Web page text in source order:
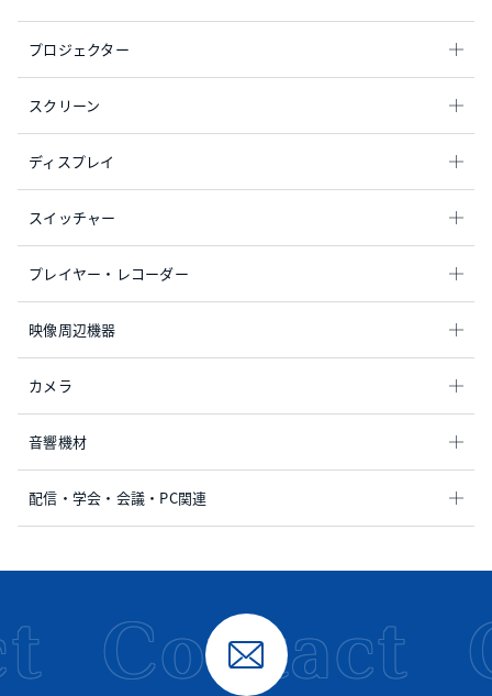
プロジェクター
スクリーン
ディスプレイ
スイッチャー
プレイヤー・レコーダー
映像周辺機器
カメラ
音響機材
配信・学会・会議・PC関連
Contact